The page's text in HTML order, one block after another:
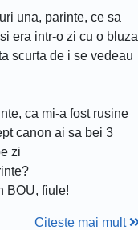
una, parinte, ce sa
era intr-o zi cu o bluza
scurta de i se vedeau
ca mi-a fost rusine
canon ai sa bei 3
zi
BOU, fiule!
Citeste mai mult